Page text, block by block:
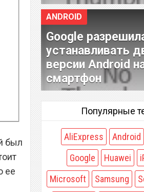
был
ее
ANDROID
Google
устанавливать
версии Android
смартфон
Популярные
AliExpress Android
Google
Huawei
Microsoft
Samsung